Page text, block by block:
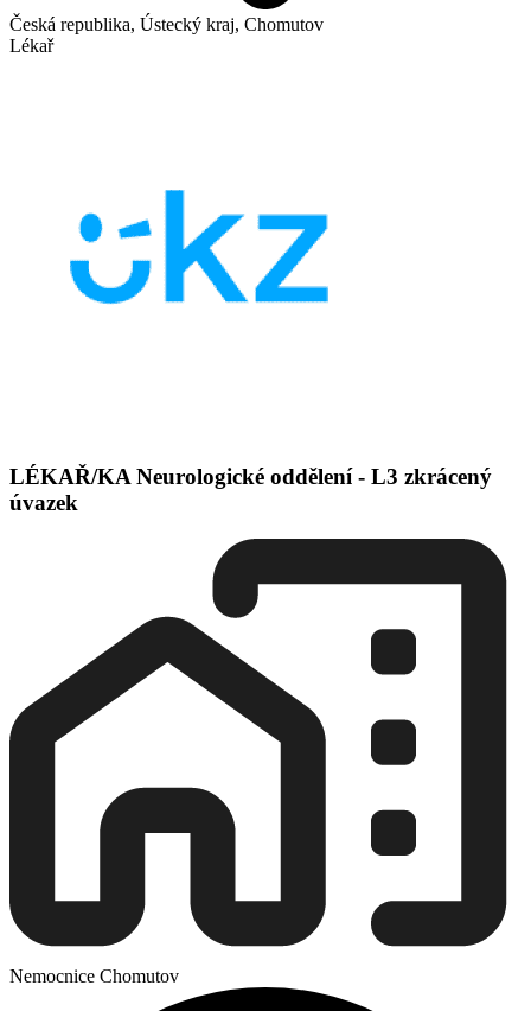
Česká republika, Ústecký kraj, Chomutov
Lékař
LÉKAŘ/KA Neurologické oddělení - L3 zkrácený
úvazek
Nemocnice Chomutov